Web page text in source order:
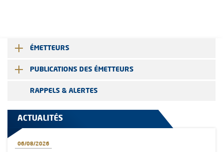
ÉMETTEURS
PUBLICATIONS DES ÉMETTEURS
RAPPELS & ALERTES
ACTUALITÉS
06/08/2026